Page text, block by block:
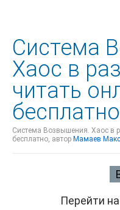
Система
Хаос в
читать
бесплатно
Система Возвышения. Хаос в
бесплатно, автор Мамаев
Перейти